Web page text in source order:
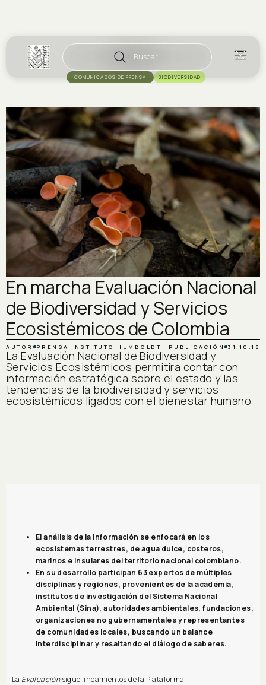
Buscar
COMUNICADOS DE PRENSA BIODIVERSIDAD
En marcha Evaluación Nacional
de Biodiversidad y Servicios
Ecosistémicos de Colombia
AUTOR PRENSA INSTITUTO HUMBOLDT PUBLICACIÓN 31.10.18
La Evaluación Nacional de Biodiversidad y
Servicios Ecosistémicos permitirá contar con
información estratégica sobre el estado y las
tendencias de la biodiversidad y servicios
ecosistémicos ligados con el bienestar humano
El análisis de la información se enfocará en los
ecosistemas terrestres, de agua dulce, costeros,
marinos e insulares del territorio nacional colombiano.
En su desarrollo participan 63 expertos de múltiples
disciplinas y regiones, provenientes de la academia,
institutos de investigación del Sistema Nacional
Ambiental (Sina), autoridades ambientales, fundaciones,
organizaciones no gubernamentales y representantes
de comunidades locales, buscando un balance
interdisciplinar y resaltando el diálogo de saberes.
La Evaluaciónsigue lineamientos de la Plataforma